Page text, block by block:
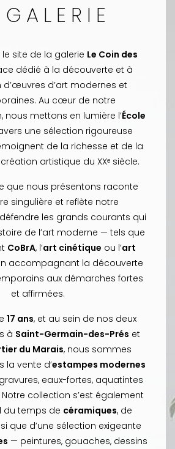
le site de la galerie Le Coin des
dédié à la découverte et à
d’œuvres d’art modernes et
Au cœur de notre
mettons en lumière l’École
une sélection rigoureuse
de la richesse et de la
artistique du XXᵉ siècle.
que nous présentons raconte
singulière et reflète notre
les grands courants qui
de l’art moderne — tels que
CoBrA, l’art cinétique ou l’art
accompagnant la découverte
aux démarches fortes
et affirmées.
17 ans, et au sein de nos deux
à Saint-Germain-des-Prés et
du Marais, nous sommes
la vente d’estampes modernes
eaux-fortes, aquatintes
collection s’est également
du temps de céramiques, de
que d’une sélection exigeante
— peintures, gouaches, dessins